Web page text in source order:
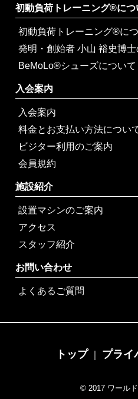
初動負荷トレーニング®につ
初動負荷トレーニング®に
発明・創始者 小山 裕史博
BeMoLo®シューズについて
入会案内
入会案内
料金とお支払い方法につい
ビジター利用のご案内
会員規約
施設紹介
設置マシンのご案内
アクセス
スタッフ紹介
お問い合わせ
よくあるご質問
トップ プライ
© 2017 ワール